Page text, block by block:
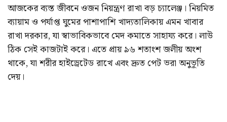
আজকের ব্যস্ত জীবনে ওজন নিয়ন্ত্রণ রাখা বড় চ্যালেঞ্জ। নিয়মিত
ব্যায়াম ও পর্যাপ্ত ঘুমের পাশাপাশি খাদ্যতালিকায় এমন খাবার
রাখা দরকার, যা স্বাভাবিকভাবে মেদ কমাতে সাহায্য করে। লাউ
ঠিক সেই কাজটাই করে। এতে প্রায় ৯৬ শতাংশ জলীয় অংশ
থাকে, যা শরীর হাইড্রেটেড রাখে এবং দ্রুত পেট ভরা অনুভূতি
দেয়।